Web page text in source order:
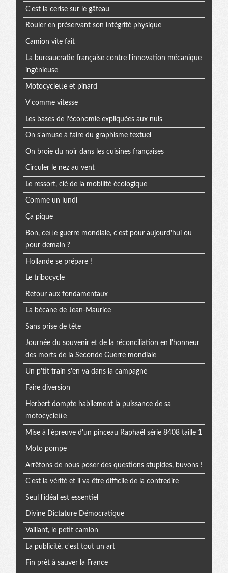
C'est la cerise sur le gâteau
Rouler en préservant son intégrité physique
Camion vite fait
La bureaucratie française contre l'innovation mécanique
ingénieuse
Motocyclette et pinard
V comme vitesse
Les bases de l'économie expliquées aux nuls
On s'amuse à faire du graphisme textuel
On broie du noir dans les cuisines françaises
Circuler le nez au vent
Le ressort, clé de la mobilité écologique
Comme un lundi
Ça pique
Bon, cette guerre mondiale, c'est pour aujourd'hui ou
pour demain ?
Hollande se prépare !
Le tribocycle
Retour aux fondamentaux
La bécane de Jean-Maurice
Sans prise de tête
Journée du souvenir et de la réconciliation en l'honneur
des morts de la Seconde Guerre mondiale
Un p'tit train s'en va dans la campagne
Faire diversion
Herbert dompte habilement la puissance de sa
motocyclette
Mise à l'épreuve d'un pinceau Raphaël série 8408 taille 1
Moto pompe
Arrêtons de nous poser des questions stupides, buvons !
C'est la vérité et il va être difficile de la contredire
Seul l'idéal est essentiel
Divine Dictature Démocratique
Vaillant, le petit camion
La publicité, c'est tout un art
Fin prêt à sauver la France